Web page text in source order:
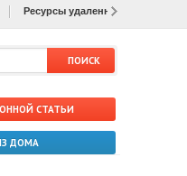
Ресурсы удаленного доступа
СТАТЬИ
ДОМА